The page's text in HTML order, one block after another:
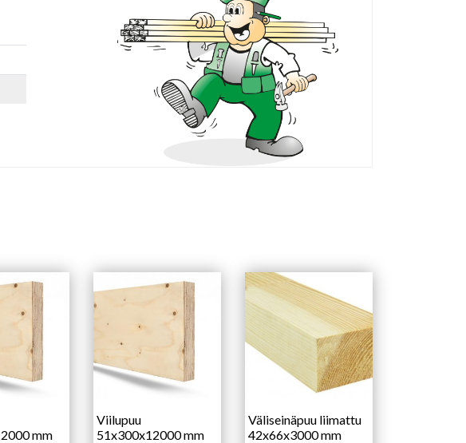
mm
Viilupuu
51x300x12000 mm
Väliseinäpuu liimattu
42x66x3000 mm